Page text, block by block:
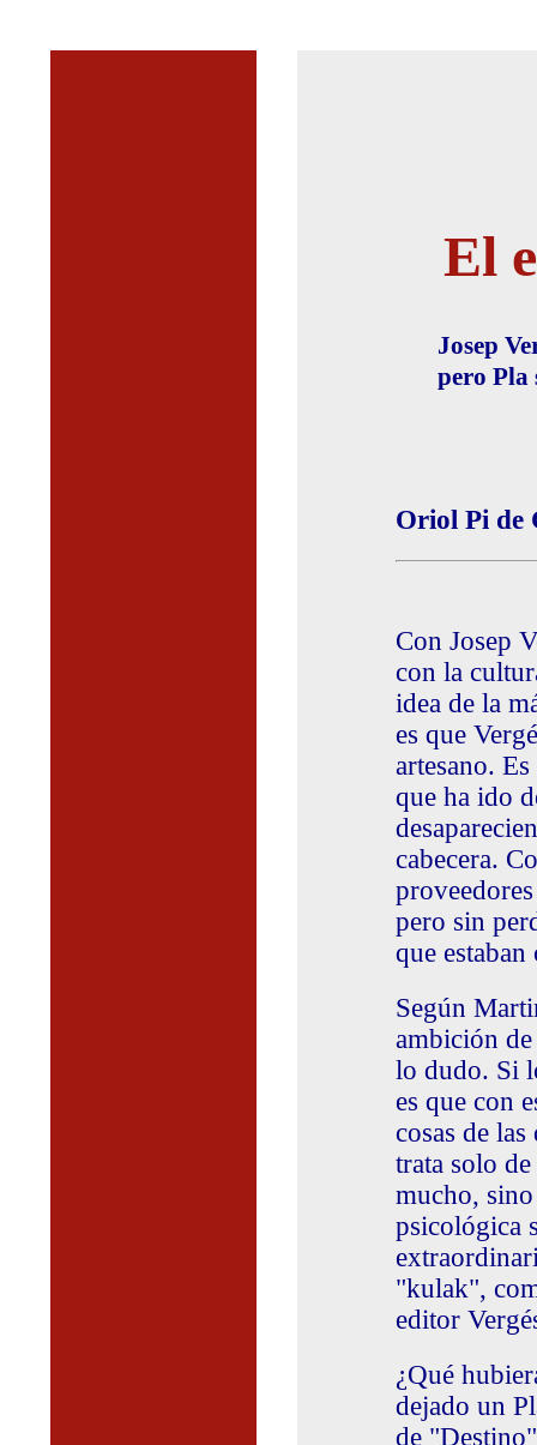
El
Josep
pero Pla
Oriol Pi de
Con Josep
con la
idea de la
es que
artesano.
que ha ido
cabecera.
pero sin
que
Según
ambición
lo dudo. Si
es que con
cosas de
trata solo
mucho,
psicológica
"kulak",
editor
¿Qué
dejado un
de